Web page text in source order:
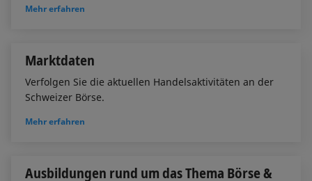
Mehr erfahren
Marktdaten
Verfolgen Sie die aktuellen Handelsaktivitäten an der
Schweizer Börse.
Mehr erfahren
Ausbildungen rund um das Thema Börse &